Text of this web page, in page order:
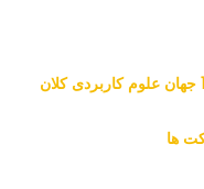
مجموعه نیمه هادی های کره جنوبی شماره 1 جهان علوم کاربردی کلان